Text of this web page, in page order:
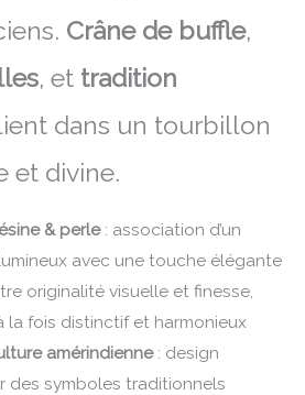
Crâne de buffle,
, et tradition
dans un tourbillon
et divine.
& perle: association d’un
avec une touche élégante
originalité visuelle et finesse,
la fois distinctif et harmonieux
amérindienne: design
des symboles traditionnels